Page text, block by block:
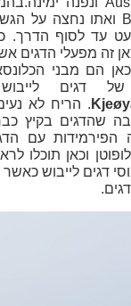
ואתו נחצה על
עד לסוף הדרך.
זה מפעלי הדגים
הם מבני
של דגים
. הריח לא
שהדגים בקיץ
הפירמידות עם
לופוטן וכאן תוכלו
דגים לייבוש